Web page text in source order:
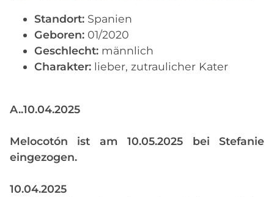
Standort: Spanien
Geboren: 01/2020
Geschlecht: männlich
Charakter: lieber, zutraulicher Kater
A..10.04.2025
Melocotón ist am 10.05.2025 bei Stefanie
eingezogen.
10.04.2025